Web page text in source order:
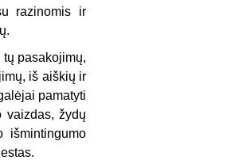
razinomis ir
pasakojimų,
iš aiškių ir
pamatyti
vaizdas, žydų
išmintingumo